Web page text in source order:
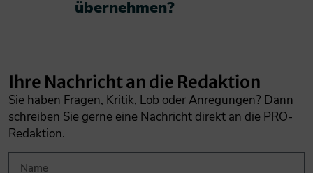
übernehmen?​
Ihre Nachricht an die Redaktion
Sie haben Fragen, Kritik, Lob oder Anregungen? Dann
schreiben Sie gerne eine Nachricht direkt an die PRO-
Redaktion.